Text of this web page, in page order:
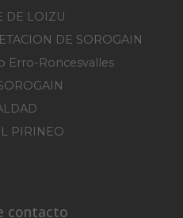
DE LOIZU
DE SOROGAIN
Erro-Roncesvalles
PIRINEO
contacto